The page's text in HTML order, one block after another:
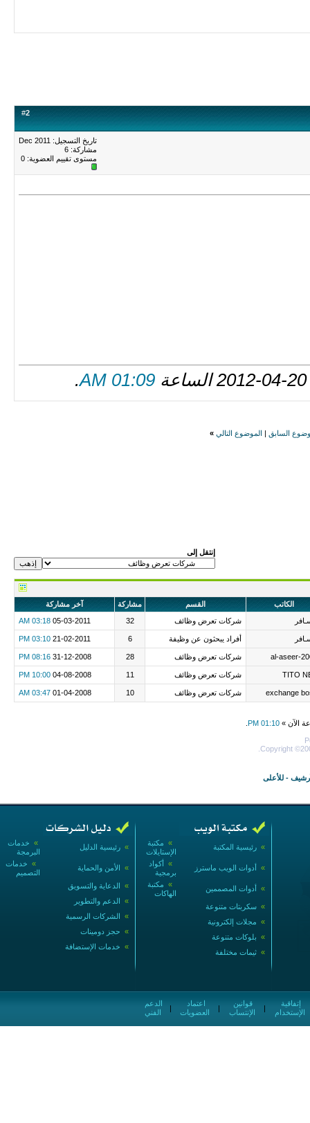
#2
تاريخ التسجيل: Dec 2011
مشاركة: 6
مستوى تقييم العضوية: 0
01:09 AM
.
السابق الموضوع التالي »
إنتقل إلى
الكاتب القسم مشاركة
آخر مشاركة
شركات تعرض وظائف 32
05-03-2011
03:18 AM
أفراد يبحثون عن وظيفة 6
21-02-2011
03:10 PM
al-aseer- شركات تعرض وظائف 28
31-12-2008
08:16 PM
TITO شركات تعرض وظائف 11
04-08-2008
10:00 PM
exchange شركات تعرض وظائف 10
01-04-2008
03:47 AM
الآن » 01:10 PM
Copyright
- للأعلى
» خدمات
البرمجة
» رئيسية الدليل
» خدمات
التصميم
» الأمن والحماية
» الدعاية والتسويق
» الدعم والتطوير
» الشركات الرسمية
» حجز دومينات
» خدمات الإستضافة
» مكتبة
الإستايلات
» رئيسية المكتبة
» أكواد
برمجية
» أدوات الويب ماسترز
» مكتبة
الهاكات
» أدوات المصممين
» سكربتات متنوعة
» مجلات إلكترونية
» بلوكات متنوعة
» ثيمات مختلفة
الفني
|
العضويات
|
الإنتساب
|
الإستخدام